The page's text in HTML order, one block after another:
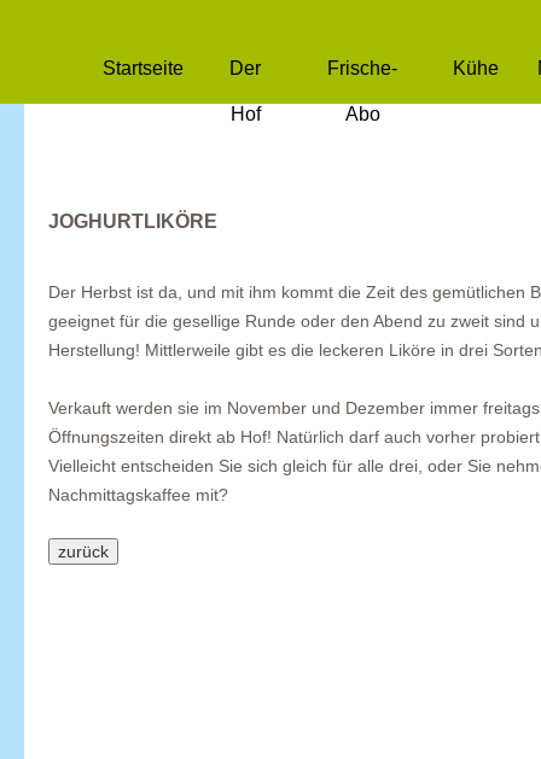
Startseite Der
Hof
Frische-
Abo
Kühe
JOGHURTLIKÖRE
Der Herbst ist da, und mit ihm kommt die Zeit des gemütlichen
geeignet für die gesellige Runde oder den Abend zu zweit sind
Herstellung! Mittlerweile gibt es die leckeren Liköre in drei
Verkauft werden sie im November und Dezember immer
Öffnungszeiten direkt ab Hof! Natürlich darf auch vorher
Vielleicht entscheiden Sie sich gleich für alle drei, oder Sie
Nachmittagskaffee mit?